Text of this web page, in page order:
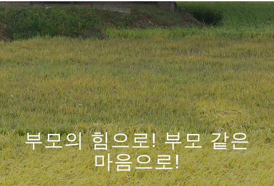
부모의 힘으로! 부모 같은
마음으로!